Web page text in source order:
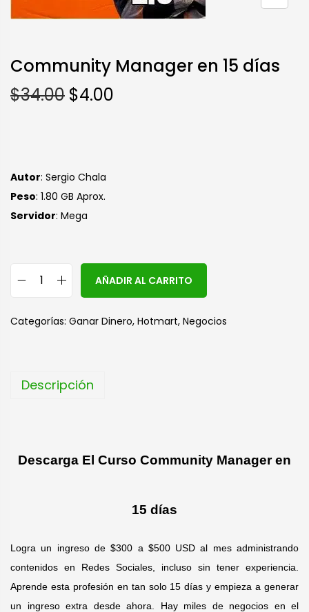
Community Manager en 15 días
$34.00 $4.00
Autor: Sergio Chala
Peso: 1.80 GB Aprox.
Servidor: Mega
AÑADIR AL CARRITO
e
Categorías: Ganar Dinero, Hotmart, Negocios
Descripción
Descarga El Curso Community Manager en
15 días
Logra un ingreso de $300 a $500 USD al mes administrando
contenidos en Redes Sociales, incluso sin tener experiencia.
Aprende esta profesión en tan solo 15 días y empieza a generar
un ingreso extra desde ahora. Hay miles de negocios en el